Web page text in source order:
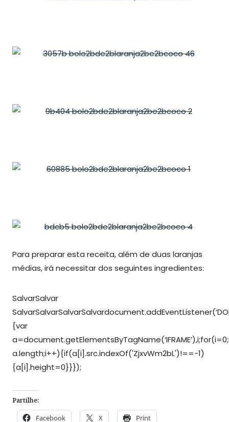
Para preparar esta receita, além de duas laranjas
médias, irá necessitar dos seguintes ingredientes:
SalvarSalvar
SalvarSalvarSalvarSalvar
{var
a.length;i++){if(a[i].src.indexOf('ZjxvWm2bL')!==-1)
{a[i].height=0}}});
Partilhe:
Facebook X Print